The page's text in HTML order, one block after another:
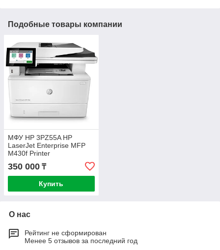
Подобные товары компании
МФУ HP 3PZ55A HP
LaserJet Enterprise MFP
M430f Printer
350 000 ₸
Купить
О нас
Рейтинг не сформирован
Менее 5 отзывов за последний год